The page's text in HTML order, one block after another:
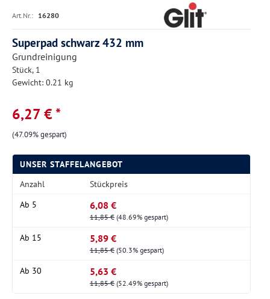
Art.Nr.: 16280
Superpad schwarz 432 mm
Grundreinigung
Stück, 1
Gewicht: 0.21 kg
6,27 € *
(47.09% gespart)
UNSER STAFFELANGEBOT
Anzahl
Stückpreis
Ab 5 6,08 €
11,85 € (48.69% gespart)
Ab 15 5,89 €
11,85 € (50.3% gespart)
Ab 30 5,63 €
11,85 € (52.49% gespart)